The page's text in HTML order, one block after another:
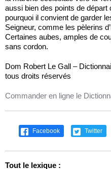
aussi bien des points de départ
pourquoi il convient de garder
Seigneur, comme les pèlerins
Certaines aubes, amples de
sans cordon.
Dom Robert Le Gall –
tous droits réservés
Commander en ligne le
Facebook Twitter
Tout le lexique :